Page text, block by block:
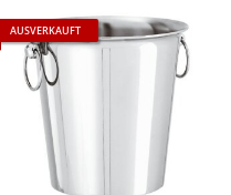
AUSVERKAUFT